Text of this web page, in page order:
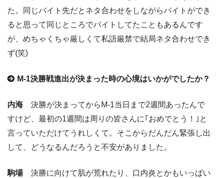
た。同じバイト先だとネタ合わせをしながらバイトができ
ると思って同じところでバイトしてたこともあるんです
が、めちゃくちゃ厳しくて私語厳禁で結局ネタ合わせでき
ず(笑)
M-1決勝戦進出が決まった時の心境はいかがでしたか？
内海 決勝が決まってからM-1当日まで2週間あったんで
すけど、最初の1週間は周りの皆さんに｢おめでとう！｣と
言っていただけてうれしくて。そこからだんだん緊張し出
して、どうなるんだろうと不安がありました。
駒場決勝に向けて肌が荒れたり、口内炎とかもいっぱい